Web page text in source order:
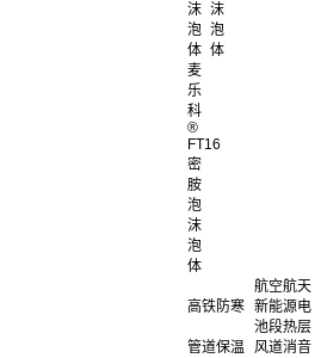
沫
泡
体
沫
泡
体
麦
乐
科
®
FT16
密
胺
泡
沫
泡
体
航空航天
高铁防寒 新能源电
池段热层
管道保温
风道消音